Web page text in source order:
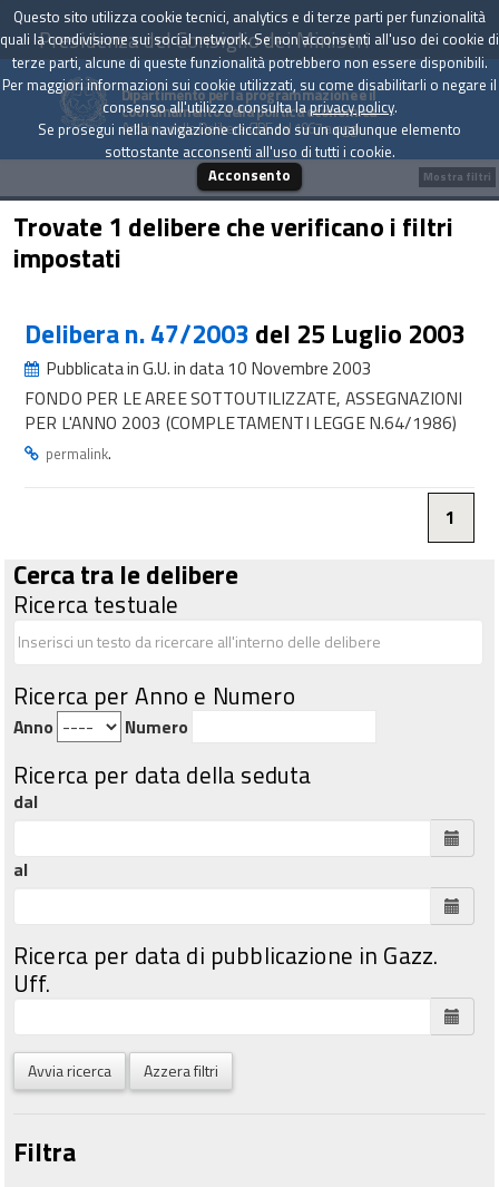
Presidenza del Consiglio dei Ministri
Dipartimento per la programmazione e il
coordinamento della politica economica
Archivio delle Delibere CIPE dal 1967 a oggi
Trovate 1 delibere che verificano i filtri
impostati
Delibera n. 47/2003 del 25 Luglio 2003
Pubblicata in G.U. in data 10 Novembre 2003
FONDO PER LE AREE SOTTOUTILIZZATE, ASSEGNAZIONI
PER L'ANNO 2003 (COMPLETAMENTI LEGGE N.64/1986)
permalink.
1
Cerca tra le delibere
Ricerca testuale
Ricerca per Anno e Numero
Anno Numero
Ricerca per data della seduta
dal
al
Ricerca per data di pubblicazione in Gazz.
Uff.
Avvia ricerca Azzera filtri
Filtra
Mostra filtri
Questo sito utilizza cookie tecnici, analytics e di terze parti per funzionalità
quali la condivisione sui social network. Se non acconsenti all'uso dei cookie di
terze parti, alcune di queste funzionalità potrebbero non essere disponibili.
Per maggiori informazioni sui cookie utilizzati, su come disabilitarli o negare il
consenso all'utilizzo consulta laprivacy policy.
Se prosegui nella navigazione cliccando su un qualunque elemento
sottostante acconsenti all'uso di tutti i cookie.
Acconsento